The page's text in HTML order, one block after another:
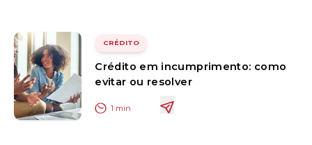
CRÉDITO
Crédito em incumprimento: como
evitar ou resolver
1 min